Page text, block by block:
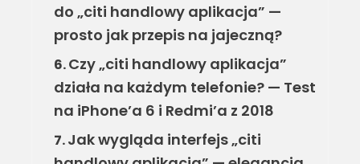
do „citi handlowy aplikacja” —
prosto jak przepis na jajeczną?
6.Czy „citi handlowy aplikacja”
działa na każdym telefonie? — Test
na iPhone’a 6 i Redmi’a z 2018
7.Jak wygląda interfejs „citi